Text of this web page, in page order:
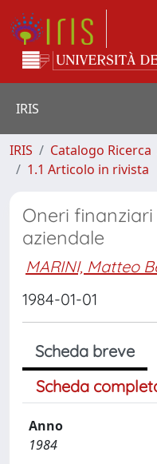
IRIS
IRIS Catalogo Ricerca
1.1 Articolo in rivista
Oneri
aziendale
MARINI, Matteo
1984-01-01
Scheda breve
Scheda
Anno
1984